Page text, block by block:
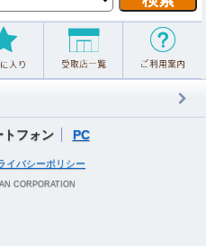
トフォン PC
イバシーポリシー
CORPORATION